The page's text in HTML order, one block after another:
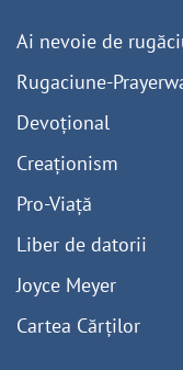
Ai nevoie de
Rugaciune-
Devoțional
Creaționism
Pro-Viață
Liber de datorii
Joyce Meyer
Cartea Cărților